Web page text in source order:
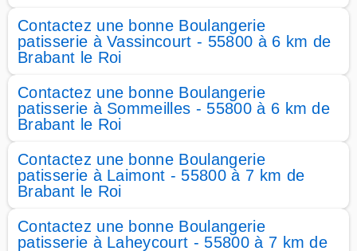
Contactez une bonne Boulangerie
patisserie à Vassincourt - 55800 à 6 km de
Brabant le Roi
Contactez une bonne Boulangerie
patisserie à Sommeilles - 55800 à 6 km de
Brabant le Roi
Contactez une bonne Boulangerie
patisserie à Laimont - 55800 à 7 km de
Brabant le Roi
Contactez une bonne Boulangerie
patisserie à Laheycourt - 55800 à 7 km de